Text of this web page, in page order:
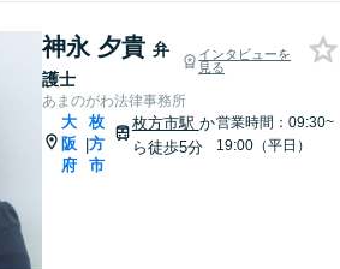
神永 夕貴 弁
護士
インタビューを
見る
あまのがわ法律事務所
大
阪
府
|
枚
方
市
枚方市駅 か
ら徒歩5分
営業時間：09:30~
19:00（平日）